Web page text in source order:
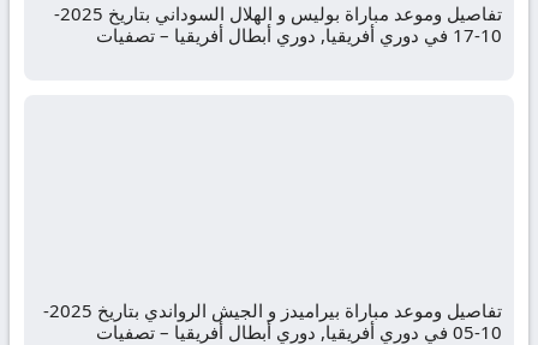
تفاصيل وموعد مباراة بوليس و الهلال السوداني بتاريخ 2025-
10-17 في دوري أفريقيا, دوري أبطال أفريقيا – تصفيات
تفاصيل وموعد مباراة بيراميدز و الجيش الرواندي بتاريخ 2025-
10-05 في دوري أفريقيا, دوري أبطال أفريقيا – تصفيات